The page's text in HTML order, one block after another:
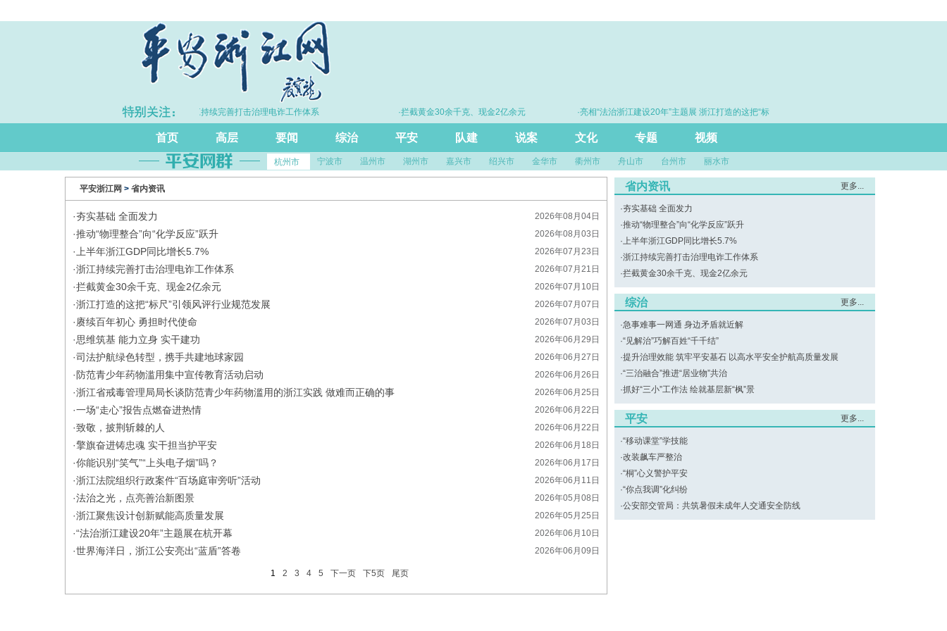
·浙江持续完善打击治理电诈工作体系 ·拦截黄金30余千克、现金2亿余元
·亮相“法治浙江建设20年”主题展 浙江打造的这把“标
首页 高层 要闻 综治 平安 队建 说案 文化 专题 视频
杭州市 宁波市 温州市 湖州市 嘉兴市 绍兴市 金华市 衢州市 舟山市 台州市 丽水市
平安浙江网 > 省内资讯
2026年08月04日
·夯实基础 全面发力
2026年08月03日
·推动“物理整合”向“化学反应”跃升
2026年07月23日
· 上半年浙江GDP同比增长5.7%
2026年07月21日
·浙江持续完善打击治理电诈工作体系
2026年07月10日
·拦截黄金30余千克、现金2亿余元
2026年07月07日
·浙江打造的这把“标尺”引领风评行业规范发展
2026年07月03日
·赓续百年初心 勇担时代使命
2026年06月29日
·思维筑基 能力立身 实干建功
2026年06月27日
·司法护航绿色转型，携手共建地球家园
2026年06月26日
·防范青少年药物滥用集中宣传教育活动启动
2026年06月25日
·浙江省戒毒管理局局长谈防范青少年药物滥用的浙江实践 做难而正确的事
2026年06月22日
·一场“走心”报告点燃奋进热情
2026年06月22日
·致敬，披荆斩棘的人
2026年06月18日
·擎旗奋进铸忠魂 实干担当护平安
2026年06月17日
·你能识别“笑气”“上头电子烟”吗？
2026年06月11日
·浙江法院组织行政案件“百场庭审旁听”活动
2026年05月08日
·法治之光，点亮善治新图景
2026年05月25日
·浙江聚焦设计创新赋能高质量发展
2026年06月10日
·“法治浙江建设20年”主题展在杭开幕
2026年06月09日
·世界海洋日，浙江公安亮出“蓝盾”答卷
1 2 3 4 5 下一页 下5页 尾页
省内资讯 更多...
·夯实基础 全面发力
·推动“物理整合”向“化学反应”跃升
·上半年浙江GDP同比增长5.7%
·浙江持续完善打击治理电诈工作体系
·拦截黄金30余千克、现金2亿余元
综治 更多...
·急事难事一网通 身边矛盾就近解
·“见解治”巧解百姓“千千结”
·提升治理效能 筑牢平安基石 以高水平安全护航高质量发展
·“三治融合”推进“居业物”共治
·抓好“三小”工作法 绘就基层新“枫”景
平安 更多...
·“移动课堂”学技能
·改装飙车严整治
·“桐”心义警护平安
·“你点我调”化纠纷
·公安部交管局：共筑暑假未成年人交通安全防线